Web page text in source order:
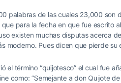
palabras de las cuales 23,000 son
para la fecha en que fue escrito
existen muchas disputas acerca
moderno. Pues dicen que pierde su
el término “quijotesco” el cual fue
como: ”Semejante a don Quijote